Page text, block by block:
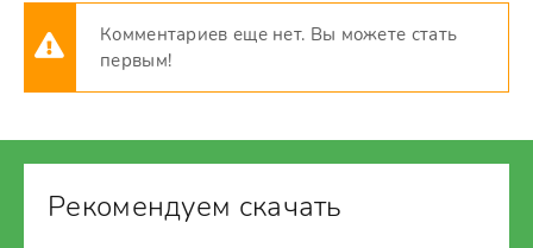
Комментариев еще нет. Вы можете стать
первым!
Рекомендуем скачать